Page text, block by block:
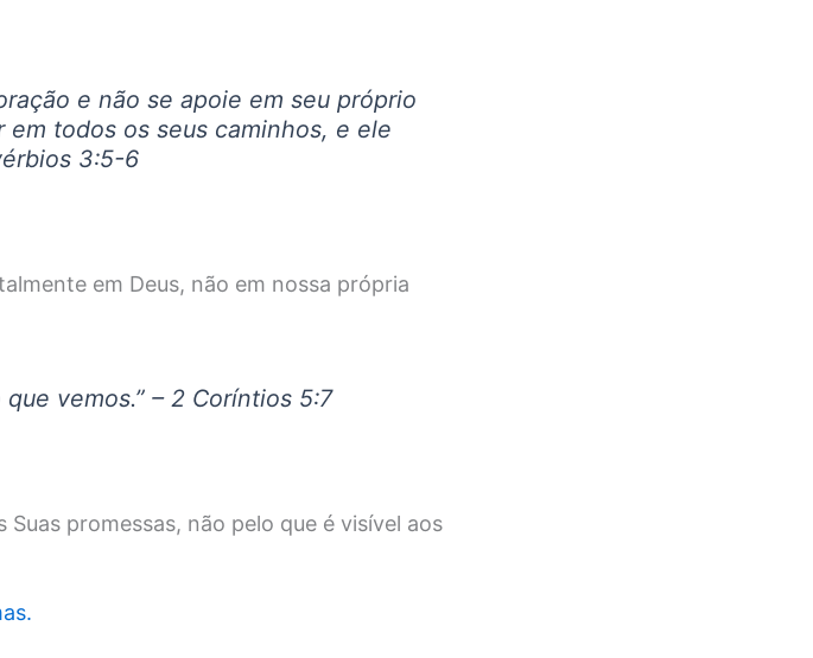
e não se apoie em seu próprio
todos os seus caminhos, e ele
3:5-6
em Deus, não em nossa própria
vemos.” – 2 Coríntios 5:7
promessas, não pelo que é visível aos